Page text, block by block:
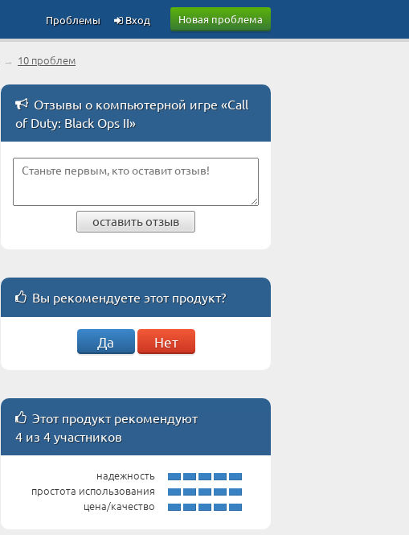
Новая проблема
Вход
Проблемы
→ 10 проблем
Отзывы о компьютерной игре «Call
of Duty: Black Ops II»
оставить отзыв
Вы рекомендуете этот продукт?
Да Нет
Этот продукт рекомендуют
4 из 4 участников
надежность
простота использования
цена/качество